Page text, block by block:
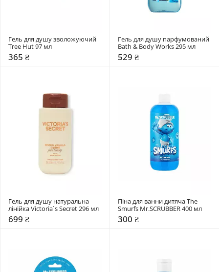
Гель для душу зволожуючий
Tree Hut 97 мл
365 ₴
Гель для душу парфумований
Bath & Body Works 295 мл
529 ₴
Гель для душу натуральна
лінійка Victoria`s Secret 296 мл
699 ₴
Піна для ванни дитяча The
Smurfs Mr.SCRUBBER 400 мл
300 ₴